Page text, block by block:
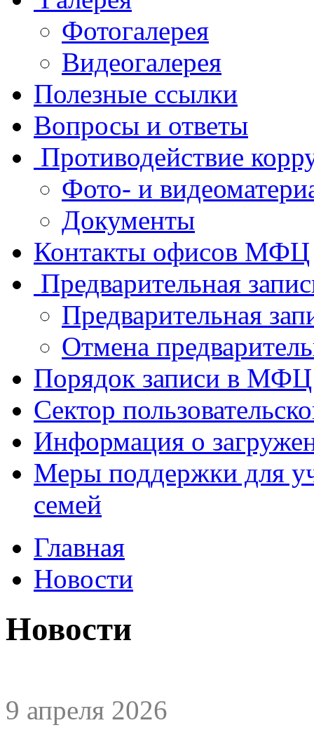
Фотогалерея
Видеогалерея
Полезные ссылки
Вопросы и ответы
Противодействие
Фото- и
Документы
Контакты офисов МФЦ
Предварительная
Предварительная
Отмена
Порядок записи в МФЦ
Сектор
Информация о
Меры поддержки для
семей
Главная
Новости
Новости
9 апреля 2026